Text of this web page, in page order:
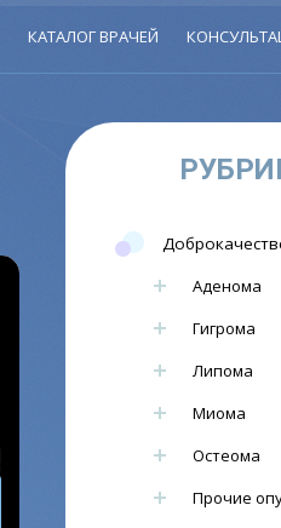
КАТАЛОГ ВРАЧЕЙ
Аденома
Гигрома
Липома
Миома
Остеома
Прочие